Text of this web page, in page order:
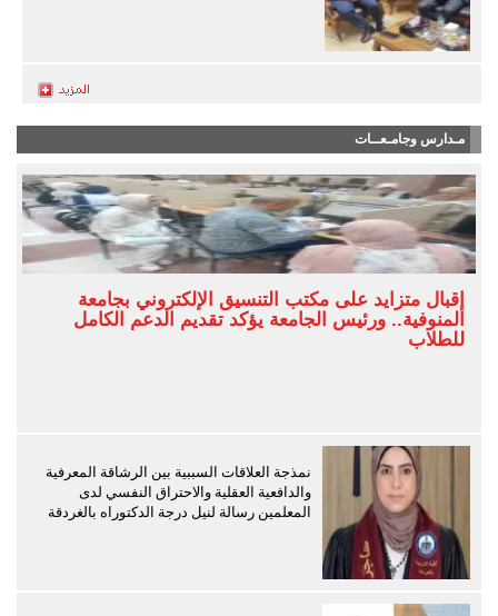
مـدارس وجامـعــات
إقبال متزايد على مكتب التنسيق الإلكتروني بجامعة
المنوفية.. ورئيس الجامعة يؤكد تقديم الدعم الكامل
للطلاب
نمذجة العلاقات السببية بين الرشاقة المعرفية
والدافعية العقلية والاحتراق النفسي لدى
المعلمين رسالة لنيل درجة الدكتوراه بالغردقة